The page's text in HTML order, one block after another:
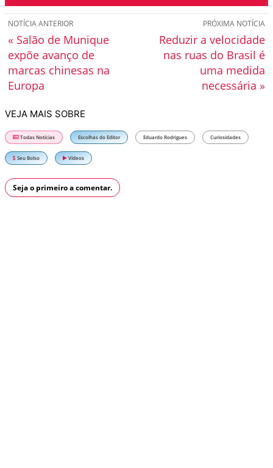
PRÓXIMA NOTÍCIA
Reduzir a velocidade
nas ruas do Brasil é
uma medida
necessária »
NOTÍCIA ANTERIOR
« Salão de Munique
expõe avanço de
marcas chinesas na
Europa
VEJA MAIS SOBRE
Todas Notícias Escolhas do Editor Eduardo Rodrigues Curiosidades
Seu Bolso Vídeos
Seja o primeiro a comentar.